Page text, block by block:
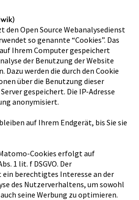
den Open Source Webanalysedienst
so genannte “Cookies”. Das
Ihrem Computer gespeichert
der Benutzung der Website
Dazu werden die durch den Cookie
über die Benutzung dieser
gespeichert. Die IP-Adresse
anonymisiert.
auf Ihrem Endgerät, bis Sie sie
Cookies erfolgt auf
1 lit. f DSGVO. Der
berechtigtes Interesse an der
des Nutzerverhaltens, um sowohl
seine Werbung zu optimieren.